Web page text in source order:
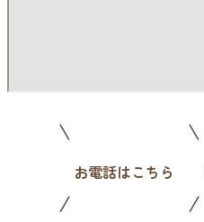
お電話はこちら